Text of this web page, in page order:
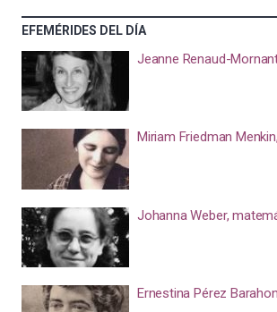
EFEMÉRIDES DEL DÍA
Jeanne Renaud-
Miriam Friedman
Johanna Weber,
Ernestina Pérez